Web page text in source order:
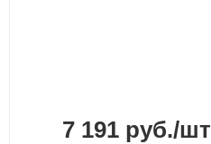
7 191руб./шт